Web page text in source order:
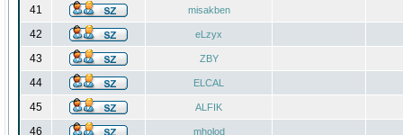
41 misakben
42 eLzyx
43 ZBY
44 ELCAL
45 ALFIK
46 mholod